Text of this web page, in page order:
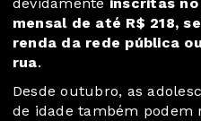
mensal de até R$ 218,
renda da rede pública
rua.
Desde outubro, as
de idade também podem